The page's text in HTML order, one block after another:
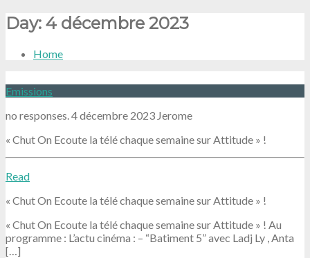
Day: 4 décembre 2023
Home
Emissions
no responses.4 décembre 2023 Jerome
« Chut On Ecoute la télé chaque semaine sur Attitude » !
Read
« Chut On Ecoute la télé chaque semaine sur Attitude » !
« Chut On Ecoute la télé chaque semaine sur Attitude » ! Au
programme : L’actu cinéma : – “Batiment 5” avec Ladj Ly , Anta
[…]